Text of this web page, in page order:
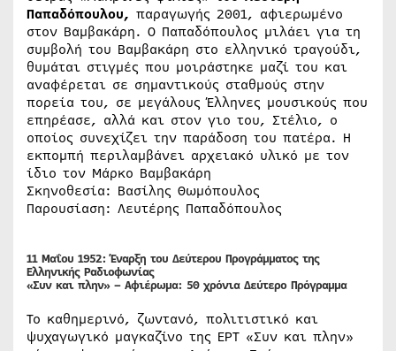
Παπαδόπουλου, παραγωγής 2001, αφιερωμένο
στον Βαμβακάρη. Ο Παπαδόπουλος μιλάει για τη
συμβολή του Βαμβακάρη στο ελληνικό τραγούδι,
θυμάται στιγμές που μοιράστηκε μαζί του και
αναφέρεται σε σημαντικούς σταθμούς στην
πορεία του, σε μεγάλους Έλληνες μουσικούς που
επηρέασε, αλλά και στον γιο του, Στέλιο, ο
οποίος συνεχίζει την παράδοση του πατέρα. Η
εκπομπή περιλαμβάνει αρχειακό υλικό με τον
ίδιο τον Μάρκο Βαμβακάρη
Σκηνοθεσία: Βασίλης Θωμόπουλος
Παρουσίαση: Λευτέρης Παπαδόπουλος
11 Μαΐου 1952: Έναρξη του Δεύτερου Προγράμματος της
Ελληνικής Ραδιοφωνίας
«Συν και πλην» – Αφιέρωμα: 50 χρόνια Δεύτερο Πρόγραμμα
Το καθημερινό, ζωντανό, πολιτιστικό και
ψυχαγωγικό μαγκαζίνο της ΕΡΤ «Συν και πλην»